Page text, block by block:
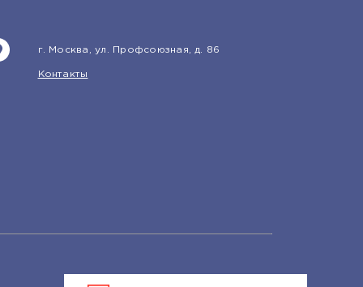
г. Москва, ул. Профсоюзная, д. 86
Контакты